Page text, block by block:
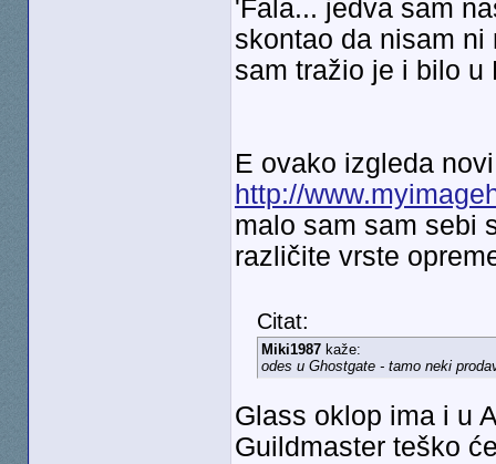
'Fala... jedva sam
skontao da nisam ni
sam tražio je i bilo u
E ovako izgleda
http://
malo sam sam sebi
različite vrste
Citat:
Miki1987kaže:
odes u Ghostgate - tamo neki
Glass oklop ima i u
Guildmaster teško